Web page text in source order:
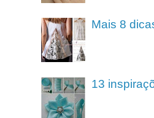
Mais 8
13